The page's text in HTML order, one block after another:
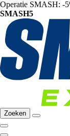
Operatie SMASH: -
SMASH5
Zoeken